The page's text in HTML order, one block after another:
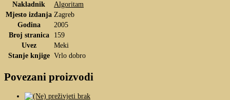
Nakladnik
Algoritam
Mjesto izdanja Zagreb
Godina
2005
Broj stranica
159
Uvez
Meki
Stanje knjige Vrlo dobro
Povezani proizvodi